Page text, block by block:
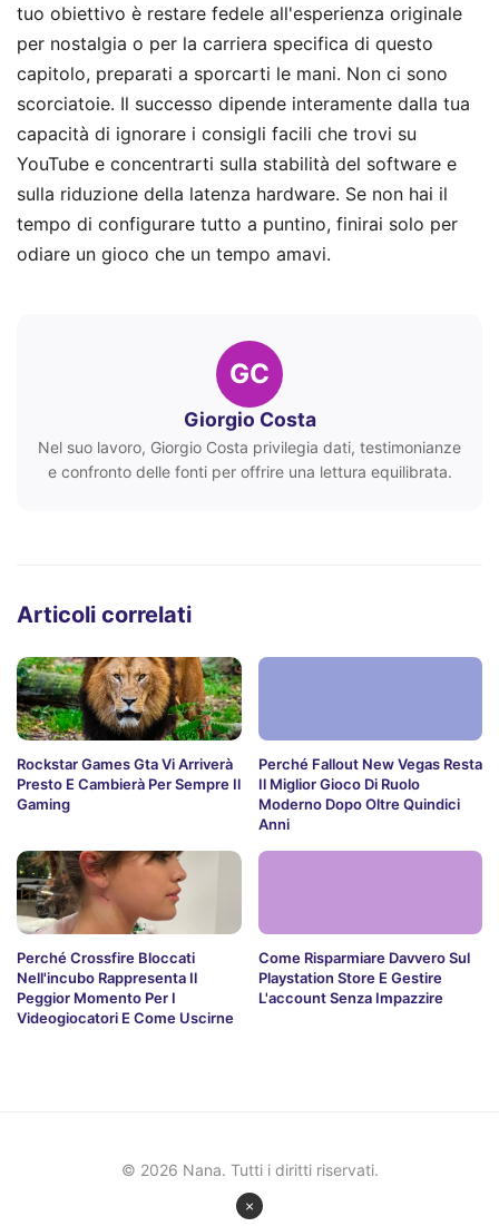
tuo obiettivo è restare fedele all'esperienza originale
per nostalgia o per la carriera specifica di questo
capitolo, preparati a sporcarti le mani. Non ci sono
scorciatoie. Il successo dipende interamente dalla tua
capacità di ignorare i consigli facili che trovi su
YouTube e concentrarti sulla stabilità del software e
sulla riduzione della latenza hardware. Se non hai il
tempo di configurare tutto a puntino, finirai solo per
odiare un gioco che un tempo amavi.
GC
Giorgio Costa
Nel suo lavoro, Giorgio Costa privilegia dati, testimonianze
e confronto delle fonti per offrire una lettura equilibrata.
Articoli correlati
Rockstar Games Gta Vi Arriverà
Presto E Cambierà Per Sempre Il
Gaming
Perché Fallout New Vegas Resta
Il Miglior Gioco Di Ruolo
Moderno Dopo Oltre Quindici
Anni
Perché Crossfire Bloccati
Nell'incubo Rappresenta Il
Peggior Momento Per I
Videogiocatori E Come Uscirne
Come Risparmiare Davvero Sul
Playstation Store E Gestire
L'account Senza Impazzire
×
© 2026 Nana. Tutti i diritti riservati.